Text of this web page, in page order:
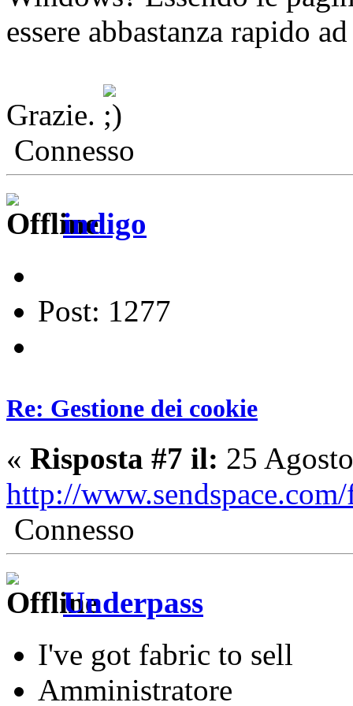
essere abbastanza rapido
Grazie.
Connesso
indigo
Post: 1277
Re: Gestione dei cookie
« Risposta #7 il: 25
http://
Connesso
Underpass
I've got fabric to sell
Amministratore